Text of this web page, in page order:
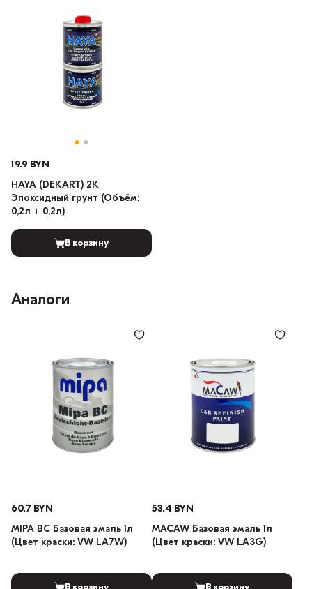
19.9 BYN
HAYA (DEKART) 2K
Эпоксидный грунт (Объём:
0,2л + 0,2л)
В корзину
Аналоги
60.7 BYN
MIPA BC Базовая эмаль 1л
(Цвет краски: VW LA7W)
В корзину
53.4 BYN
MACAW Базовая эмаль 1л
(Цвет краски: VW LA3G)
В корзину